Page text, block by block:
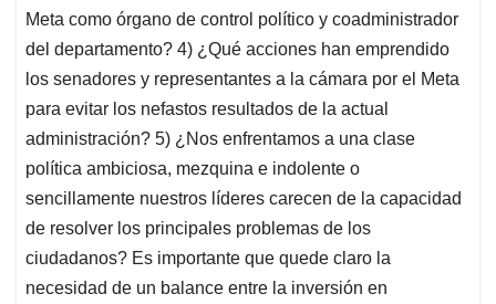
Meta como órgano de control político y coadministrador
del departamento? 4) ¿Qué acciones han emprendido
los senadores y representantes a la cámara por el Meta
para evitar los nefastos resultados de la actual
administración? 5) ¿Nos enfrentamos a una clase
política ambiciosa, mezquina e indolente o
sencillamente nuestros líderes carecen de la capacidad
de resolver los principales problemas de los
ciudadanos? Es importante que quede claro la
necesidad de un balance entre la inversión en